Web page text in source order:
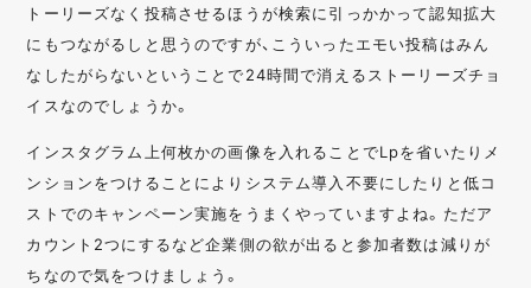
トーリーズなく投稿させるほうが検索に引っかかって認知拡大
にもつながるしと思うのですが、こういったエモい投稿はみん
なしたがらないということで24時間で消えるストーリーズチョ
イスなのでしょうか。
インスタグラム上何枚かの画像を入れることでLpを省いたりメ
ンションをつけることによりシステム導入不要にしたりと低コ
ストでのキャンペーン実施をうまくやっていますよね。ただア
カウント2つにするなど企業側の欲が出ると参加者数は減りが
ちなので気をつけましょう。